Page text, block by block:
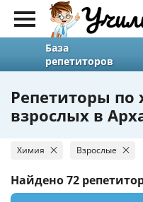
База
репетиторов
Репетиторы
взрослых в
Химия Взрослые
Найдено72